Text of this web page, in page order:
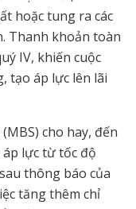
hoặc tung ra các
Thanh khoản toàn
IV, khiến cuộc
tạo áp lực lên lãi
cho hay, đến
lực từ tốc độ
thông báo của
tăng thêm chỉ